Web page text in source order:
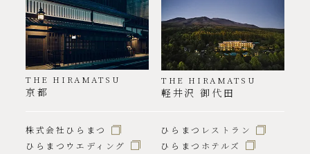
THE HIRAMATSU
京都
THE HIRAMATSU
軽井沢 御代田
株式会社ひらまつ
ひらまつレストラン
ひらまつウエディング
ひらまつホテルズ